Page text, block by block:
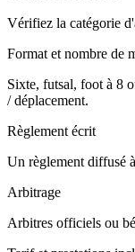
Vérifiez la catégorie
Format et nombre de
Sixte, futsal, foot à 8
/ déplacement.
Règlement écrit
Un règlement diffusé
Arbitrage
Arbitres officiels ou